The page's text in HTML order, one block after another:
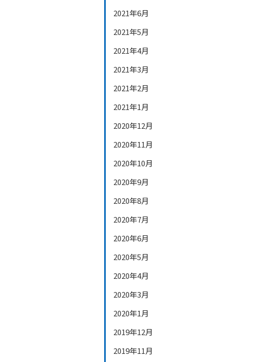
2021年6月
2021年5月
2021年4月
2021年3月
2021年2月
2021年1月
2020年12月
2020年11月
2020年10月
2020年9月
2020年8月
2020年7月
2020年6月
2020年5月
2020年4月
2020年3月
2020年1月
2019年12月
2019年11月